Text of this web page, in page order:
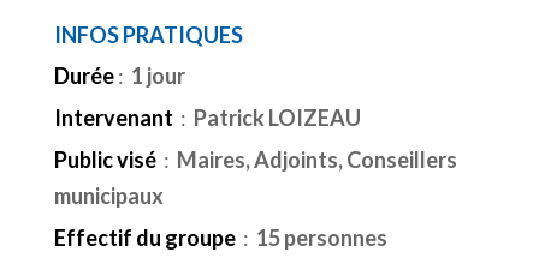
INFOS PRATIQUES
Durée: 1 jour
Intervenant : Patrick LOIZEAU
Public visé : Maires, Adjoints, Conseillers
municipaux
Effectif du groupe: 15 personnes